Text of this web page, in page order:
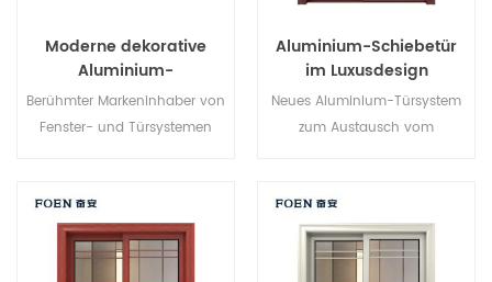
Moderne dekorative
Aluminium-
Schiebetüren für den
Außenbereich
Berühmter Markeninhaber von
Fenster- und Türsystemen
Aluminium-Schiebetür
im Luxusdesign
Neues Aluminium-Türsystem
zum Austausch vom